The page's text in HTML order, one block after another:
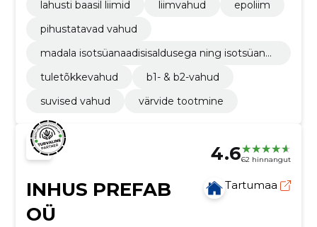
lahusti baasil liimid liimvahud
epoliim
pihustatavad vahud
madala isotsüanaadisisaldusega ning isotsüanaa
tuletõkkevahud
b1- & b2-vahud
suvised vahud
värvide tootmine
4.662 hinnangut
INHUS PREFAB
OÜ
Tartumaa